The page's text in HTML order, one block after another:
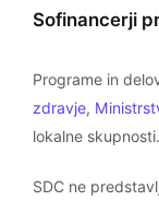
Sofinancerji
Programe in
zdravje,
lokalne skupnosti.
SDC ne